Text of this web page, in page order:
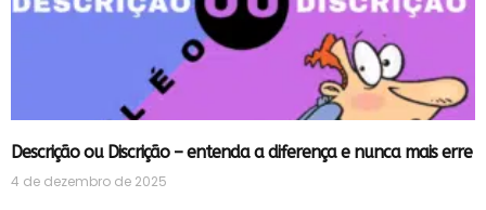
Descrição ou Discrição – entenda a diferença e nunca mais erre
4 de dezembro de 2025